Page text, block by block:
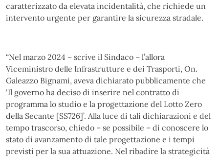
caratterizzato da elevata incidentalità, che richiede un
intervento urgente per garantire la sicurezza stradale.
“Nel marzo 2024 – scrive il Sindaco – l’allora
Viceministro delle Infrastrutture e dei Trasporti, On.
Galeazzo Bignami, aveva dichiarato pubblicamente che
‘Il governo ha deciso di inserire nel contratto di
programma lo studio e la progettazione del Lotto Zero
della Secante [SS726]’. Alla luce di tali dichiarazioni e del
tempo trascorso, chiedo – se possibile – di conoscere lo
stato di avanzamento di tale progettazione e i tempi
previsti per la sua attuazione. Nel ribadire la strategicità